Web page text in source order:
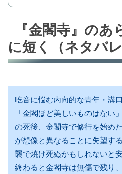
『金閣寺』の
に短く（ネタバレ
吃音に悩む内向的な青年・溝
「金閣ほど美しいものはない
の死後、金閣寺で修行を始め
が想像と異なることに失望す
襲で焼け死ぬかもしれないと
終わると金閣寺は無傷で残り